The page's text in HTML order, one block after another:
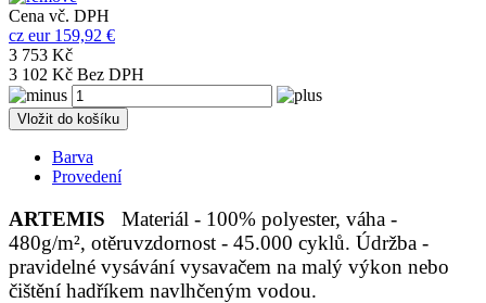
Cena vč. DPH
cz eur 159,92 €
3 753 Kč
3 102 Kč Bez DPH
Vložit do košíku
Barva
Provedení
ARTEMIS
Materiál - 100% polyester, váha -
480g/m², otěruvzdornost - 45.000 cyklů. Údržba -
pravidelné vysávání vysavačem na malý výkon nebo
čištění hadříkem navlhčeným vodou.